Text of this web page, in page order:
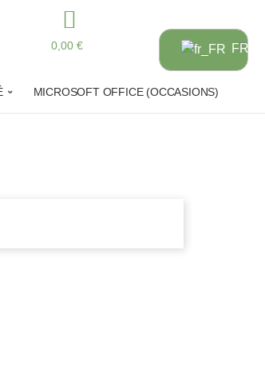
0,00 € FR
MICROSOFT OFFICE (OCCASIONS)